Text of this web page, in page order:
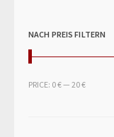
NACH PREIS FILTERN
PRICE: 0 €— 20 €